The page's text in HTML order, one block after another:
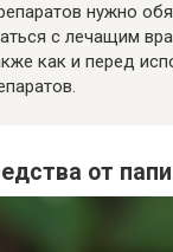
нужно
с лечащим
как и перед
от